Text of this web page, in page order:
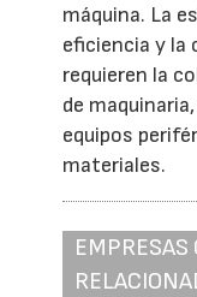
máquina. La
eficiencia y la
requieren la
de
equipos
materiales.
EMPRESAS